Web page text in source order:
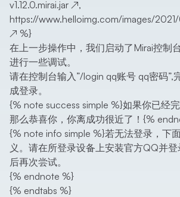
v1.12.0.mirai.jar ↗,
https://www.helloimg.com/images/
↗ %}
在上一步操作中，我们启动了Mirai控制
进行一些调试。
请在控制台输入”/login qq账号 qq密码”,
成登录。
{% note success simple %}如果你已经
那么恭喜你，你离成功很近了！{%
{% note info simple %}若无法登录，下
义。请在所登录设备上安装官方QQ并
后再次尝试。
{% endnote %}
{% endtabs %}